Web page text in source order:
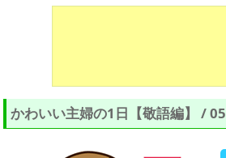
かわいい主婦の1日【敬語編】 / 05